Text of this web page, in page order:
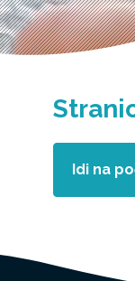
Idi na